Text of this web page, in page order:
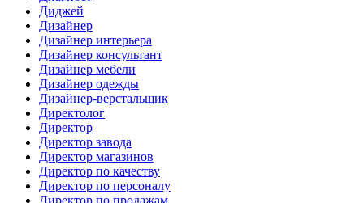
Диджей
Дизайнер
Дизайнер интерьера
Дизайнер консультант
Дизайнер мебели
Дизайнер одежды
Дизайнер-верстальщик
Директолог
Директор
Директор завода
Директор магазинов
Директор по качеству
Директор по персоналу
Директор по продажам